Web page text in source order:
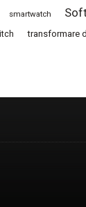
smartwatch
transformare